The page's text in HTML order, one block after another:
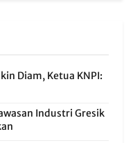
Diam, Ketua KNPI:
Industri Gresik